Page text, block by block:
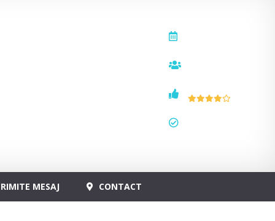
MESAJ CONTACT